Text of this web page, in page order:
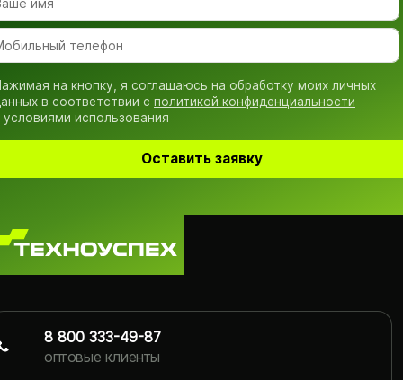
на кнопку, я соглашаюсь на обработку моих личных
в соответствии с политикой конфиденциальности
условиями использования
Оставить заявку
8 800 333-49-87
оптовые клиенты